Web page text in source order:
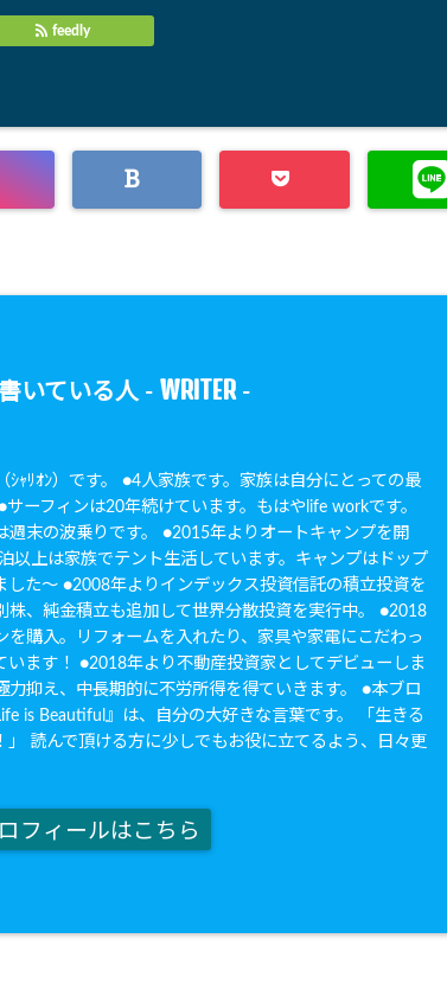
feedly
いている人 - WRITER-
ｼｬﾘｵﾝ）です。 ●4人家族です。家族は自分にとっての最
ーフィンは20年続けています。もはやlife workです。
週末の波乗りです。 ●2015年よりオートキャンプを開
以上は家族でテント生活しています。キャンプはドップ
した〜 ●2008年よりインデックス投資信託の積立投資を
株、純金積立も追加して世界分散投資を実行中。 ●2018
を購入。リフォームを入れたり、家具や家電にこだわっ
います！ ●2018年より不動産投資家としてデビューしま
力抑え、中長期的に不労所得を得ていきます。 ●本ブロ
is Beautiful』は、自分の大好きな言葉です。 「生きる
」 読んで頂ける方に少しでもお役に立てるよう、日々更
フィールはこちら